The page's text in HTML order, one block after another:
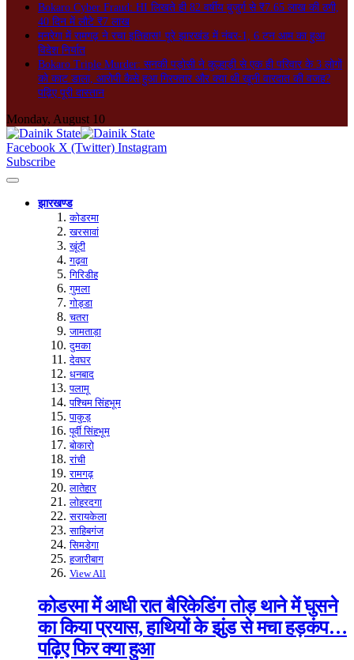
Bokaro Cyber Fraud: HI लिखते ही 82 वर्षीय बुजुर्ग से ₹7.65 लाख की ठगी,
40 दिन में लौटे ₹7 लाख
मनरेगा में रामगढ़ ने रचा इतिहास! पूरे झारखंड में नंबर-1, 6 टन आम का हुआ
विदेश निर्यात
Bokaro Triple Murder: सनकी पड़ोसी ने कुल्हाड़ी से एक ही परिवार के 3 लोगों
को काट डाला, आरोपी कैसे हुआ गिरफ्तार और क्या थी खूनी वारदात की वजह?
पढ़िए पूरी दास्तान
Monday, August 10
Facebook X (Twitter) Instagram
Subscribe
झारखण्ड
कोडरमा
खरसावां
खूंटी
गढ़वा
गिरिडीह
गुमला
गोड्डा
चतरा
जामताड़ा
दुमका
देवघर
धनबाद
पलामू
पश्चिम सिंहभूम
पाकुड़
पूर्वी सिंहभूम
बोकारो
रांची
रामगढ़
लातेहार
लोहरदगा
सरायकेला
साहिबगंज
सिमडेगा
हजारीबाग
View All
कोडरमा में आधी रात बैरिकेडिंग तोड़ थाने में घुसने
का किया प्रयास, हाथियों के झुंड से मचा हड़कंप…
पढ़िए फिर क्या हुआ